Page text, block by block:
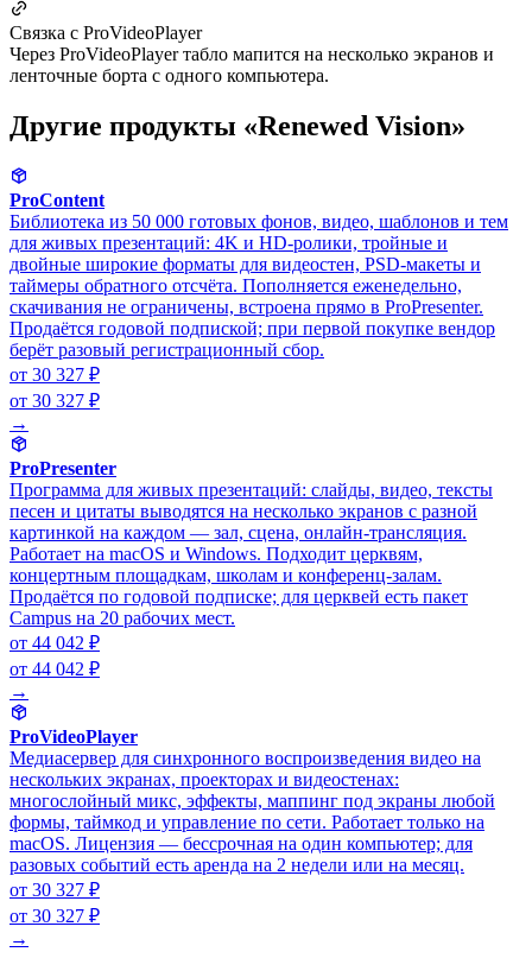
Связка с ProVideoPlayer
Через ProVideoPlayer табло мапится на несколько экранов и
ленточные борта с одного компьютера.
Другие продукты «Renewed Vision»
ProContent
Библиотека из 50 000 готовых фонов, видео, шаблонов и тем
для живых презентаций: 4K и HD-ролики, тройные и
двойные широкие форматы для видеостен, PSD-макеты и
таймеры обратного отсчёта. Пополняется еженедельно,
скачивания не ограничены, встроена прямо в ProPresenter.
Продаётся годовой подпиской; при первой покупке вендор
берёт разовый регистрационный сбор.
от 30 327 ₽
от 30 327 ₽
→
ProPresenter
Программа для живых презентаций: слайды, видео, тексты
песен и цитаты выводятся на несколько экранов с разной
картинкой на каждом — зал, сцена, онлайн-трансляция.
Работает на macOS и Windows. Подходит церквям,
концертным площадкам, школам и конференц-залам.
Продаётся по годовой подписке; для церквей есть пакет
Campus на 20 рабочих мест.
от 44 042 ₽
от 44 042 ₽
→
ProVideoPlayer
Медиасервер для синхронного воспроизведения видео на
нескольких экранах, проекторах и видеостенах:
многослойный микс, эффекты, маппинг под экраны любой
формы, таймкод и управление по сети. Работает только на
macOS. Лицензия — бессрочная на один компьютер; для
разовых событий есть аренда на 2 недели или на месяц.
от 30 327 ₽
от 30 327 ₽
→